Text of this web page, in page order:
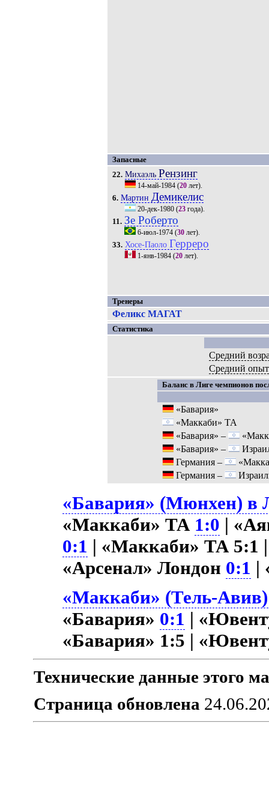
Запасные
22. Михаэль Рензинг
14-май-1984(20лет).
6. Мартин Демикелис
20-дек-1980(23года).
11. Зе Роберто
6-июл-1974(30лет).
33. Хосе-Паоло Герреро
1-янв-1984(20лет).
Тренеры
Феликс МАГАТ
Статистика
Средний
Средний опыт
Баланс в Лиге чемпионов
«Бавария»
«Маккаби» ТА
«Бавария» –
«Бавария» –
Германия –
Германия –
«Бавария» (Мюнхен) в
«Маккаби» ТА 1:0 |
0:1 | «Маккаби» ТА 5:1
«Арсенал» Лондон 0:1 |
«Маккаби» (Тель-
«Бавария» 0:1 |
«Бавария» 1:5 |
Технические данные этого
Страница обновлена